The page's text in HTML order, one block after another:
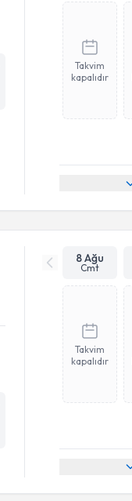
Takvim
kapalıdır
8 Ağu
Cmt
Takvim
kapalıdır